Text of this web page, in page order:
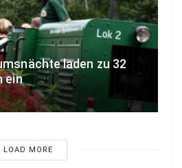
laden zu 32
ein
LOAD MORE